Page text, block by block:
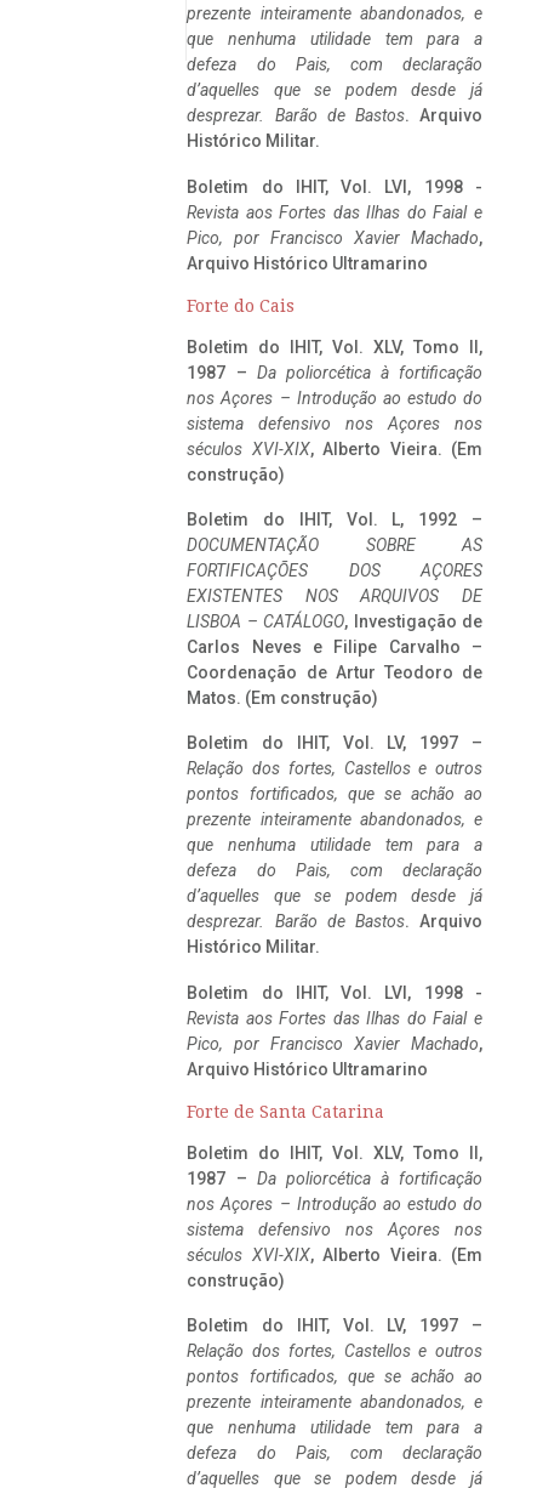
prezente inteiramente abandonados, e
que nenhuma utilidade tem para a
defeza do Pais, com declaração
d’aquelles que se podem desde já
desprezar. Barão de Bastos. Arquivo
Histórico Militar.
Boletim do IHIT, Vol. LVI, 1998 -
Revista aos Fortes das Ilhas do Faial e
Pico, por Francisco Xavier Machado,
Arquivo Histórico Ultramarino
Forte do Cais
Boletim do IHIT, Vol. XLV, Tomo II,
1987 – Da poliorcética à fortificação
nos Açores – Introdução ao estudo do
sistema defensivo nos Açores nos
séculos XVI-XIX, Alberto Vieira. (Em
construção)
Boletim do IHIT, Vol. L, 1992 –
DOCUMENTAÇÃO SOBRE AS
FORTIFICAÇÕES DOS AÇORES
EXISTENTES NOS ARQUIVOS DE
LISBOA – CATÁLOGO, Investigação de
Carlos Neves e Filipe Carvalho –
Coordenação de Artur Teodoro de
Matos. (Em construção)
Boletim do IHIT, Vol. LV, 1997 –
Relação dos fortes, Castellos e outros
pontos fortificados, que se achão ao
prezente inteiramente abandonados, e
que nenhuma utilidade tem para a
defeza do Pais, com declaração
d’aquelles que se podem desde já
desprezar. Barão de Bastos. Arquivo
Histórico Militar.
Boletim do IHIT, Vol. LVI, 1998 -
Revista aos Fortes das Ilhas do Faial e
Pico, por Francisco Xavier Machado,
Arquivo Histórico Ultramarino
Forte de Santa Catarina
Boletim do IHIT, Vol. XLV, Tomo II,
1987 – Da poliorcética à fortificação
nos Açores – Introdução ao estudo do
sistema defensivo nos Açores nos
séculos XVI-XIX, Alberto Vieira. (Em
construção)
Boletim do IHIT, Vol. LV, 1997 –
Relação dos fortes, Castellos e outros
pontos fortificados, que se achão ao
prezente inteiramente abandonados, e
que nenhuma utilidade tem para a
defeza do Pais, com declaração
d’aquelles que se podem desde já